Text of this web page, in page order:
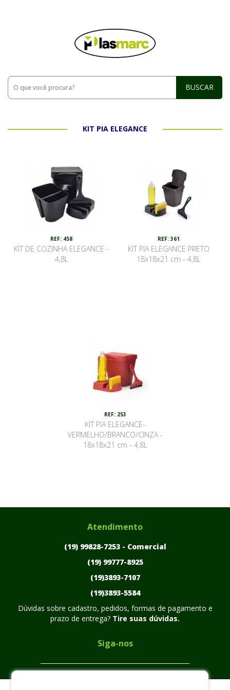
BUSCAR
KIT PIA ELEGANCE
REF: 458
KIT DE COZINHA ELEGANCE -
4,8L
REF: 361
KIT PIA ELEGANCE PRETO
18x18x21 cm - 4,8L
REF: 253
KIT PIA ELEGANCE-
VERMELHO/BRANCO/CINZA -
18x18x21 cm - 4,8L
Atendimento
(19) 99828-7253 - Comercial
(19) 99777-8925
(19)3893-7107
(19)3893-5584
Dúvidas sobre cadastro, pedidos, formas de pagamento e
prazo de entrega? Tire suas dúvidas.
Siga-nos